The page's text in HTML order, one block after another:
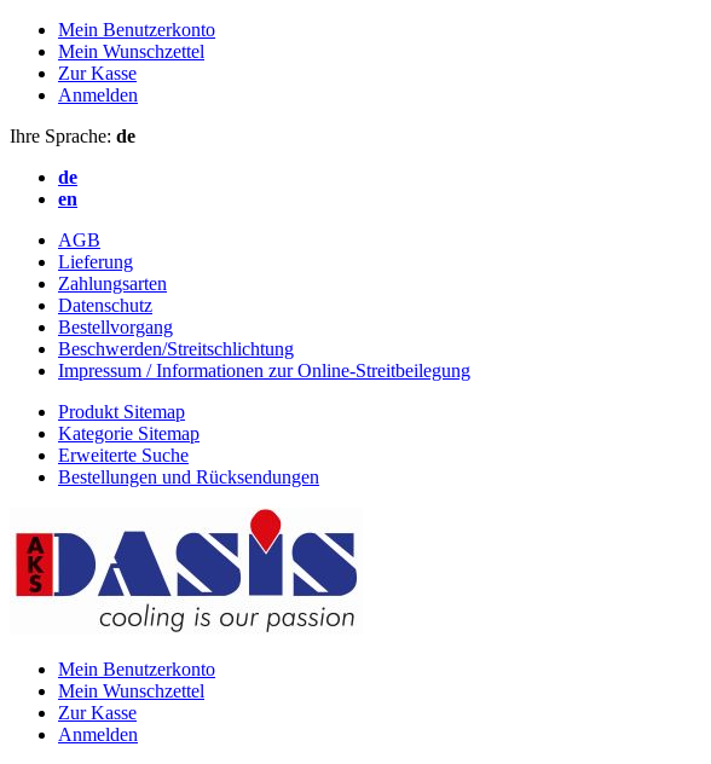
Mein Benutzerkonto
Mein Wunschzettel
Zur Kasse
Anmelden
Ihre Sprache: de
de
en
AGB
Lieferung
Zahlungsarten
Datenschutz
Bestellvorgang
Beschwerden/Streitschlichtung
Impressum / Informationen zur Online-Streitbeilegung
Produkt Sitemap
Kategorie Sitemap
Erweiterte Suche
Bestellungen und Rücksendungen
Mein Benutzerkonto
Mein Wunschzettel
Zur Kasse
Anmelden